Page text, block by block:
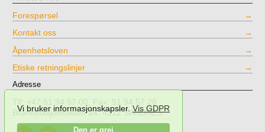
Vi bruker informasjonskapsler.Vis GDPR
Den er grei
Forespørsel
Kontakt oss
Åpenhetsloven
Etiske retningslinjer
Adresse
Tlf: +47 51 94 57 00, Fax. 51 94 57 28
Brannstasjonsveien 24, 4312 SANDNES
Send